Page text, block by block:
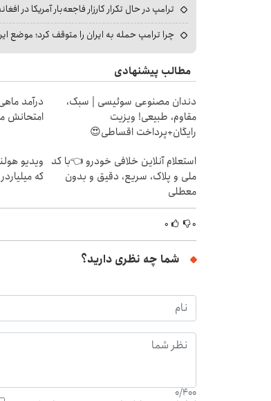
ترامپ در حال تکرار کارزار فاجعه‌بار آمریکا در
چرا ترامپ حمله به ایران را متوقف کرد؛ موضع
مطالب پیشنهادی
دندان مصنوعی سوئیسی | سبک،
مقاوم، طبیعی! ویزیت
رایگان+پرداخت اقساطی😍
امتحانش
استعلام آنلاین خلافی خودرو 👈با کد
ملی و پلاک، سریع، دقیق و بدون
معطلی
ویدیو
که
۰ ۰
شما چه نظری دارید؟
0/400